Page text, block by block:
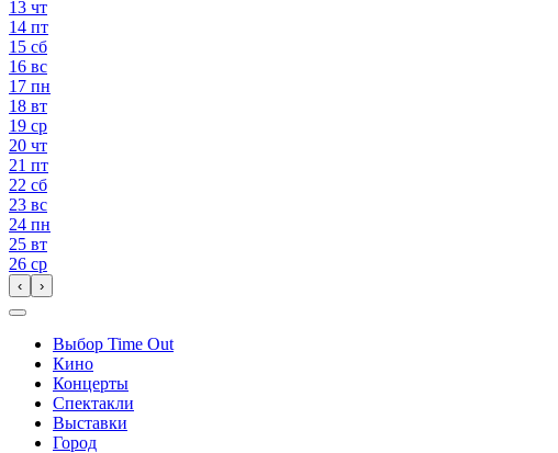
13 чт
14 пт
15 сб
16 вс
17 пн
18 вт
19 ср
20 чт
21 пт
22 сб
23 вс
24 пн
25 вт
26 ср
‹ ›
Выбор Time Out
Кино
Концерты
Спектакли
Выставки
Город